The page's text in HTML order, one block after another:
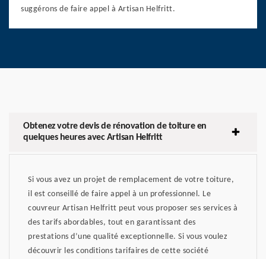
suggérons de faire appel à Artisan Helfritt.
Obtenez votre devis de rénovation de toiture en
quelques heures avec Artisan Helfritt
Si vous avez un projet de remplacement de votre toiture,
il est conseillé de faire appel à un professionnel. Le
couvreur Artisan Helfritt peut vous proposer ses services à
des tarifs abordables, tout en garantissant des
prestations d’une qualité exceptionnelle. Si vous voulez
découvrir les conditions tarifaires de cette société